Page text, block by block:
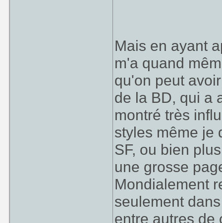
Mais en ayant
m'a quand
qu'on peut
de la BD, qui a
montré très
styles même je
SF, ou bien
une grosse
Mondialement
seulement
entre autres de